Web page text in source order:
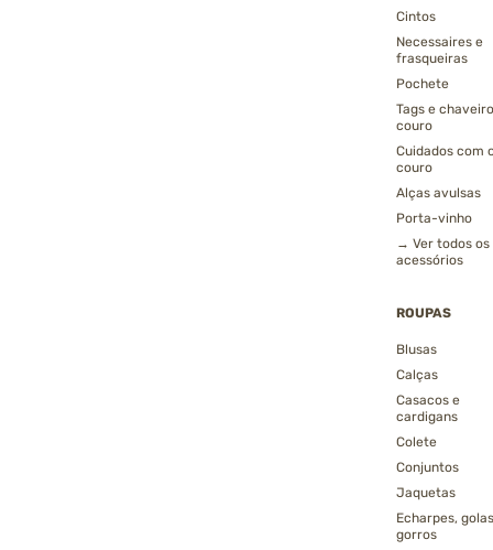
Cintos
Necessaires e
frasqueiras
Pochete
Tags e
couro
Cuidados com
couro
Alças avulsas
Porta-vinho
→ Ver todos os
acessórios
ROUPAS
Blusas
Calças
Casacos e
cardigans
Colete
Conjuntos
Jaquetas
Echarpes,
gorros